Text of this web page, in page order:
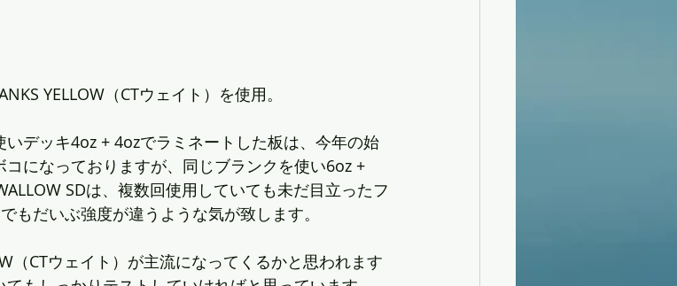
YELLOW（CTウェイト）を使用。
デッキ4oz + 4ozでラミネートした板は、今年の始
になっておりますが、同じブランクを使い6oz +
SDは、複数回使用していても未だ目立ったフ
もだいぶ強度が違うような気が致します。
（CTウェイト）が主流になってくるかと思われます